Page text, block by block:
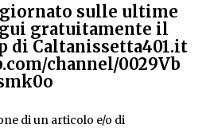
sulle ultime
gratuitamente il
di Caltanissetta401.it
channel/0029Vb
di un articolo e/o di